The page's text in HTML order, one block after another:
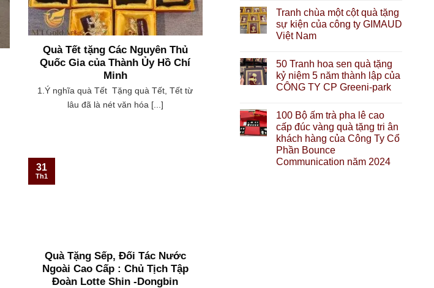
Quà Tết tặng Các Nguyên Thủ
Quốc Gia của Thành Ủy Hồ Chí
Minh
1.Ý nghĩa quà Tết Tặng quà Tết, Tết từ
lâu đã là nét văn hóa [...]
Quà Tặng Sếp, Đối Tác Nước
Ngoài Cao Cấp : Chủ Tịch Tập
Đoàn Lotte Shin -Dongbin
31
Th1
Tranh chùa một cột quà tặng
sự kiện của công ty GIMAUD
Việt Nam
50 Tranh hoa sen quà tặng
kỷ niệm 5 năm thành lập của
CÔNG TY CP Greeni-park
100 Bộ ấm trà pha lê cao
cấp đúc vàng quà tặng tri ân
khách hàng của Công Ty Cổ
Phần Bounce
Communication năm 2024